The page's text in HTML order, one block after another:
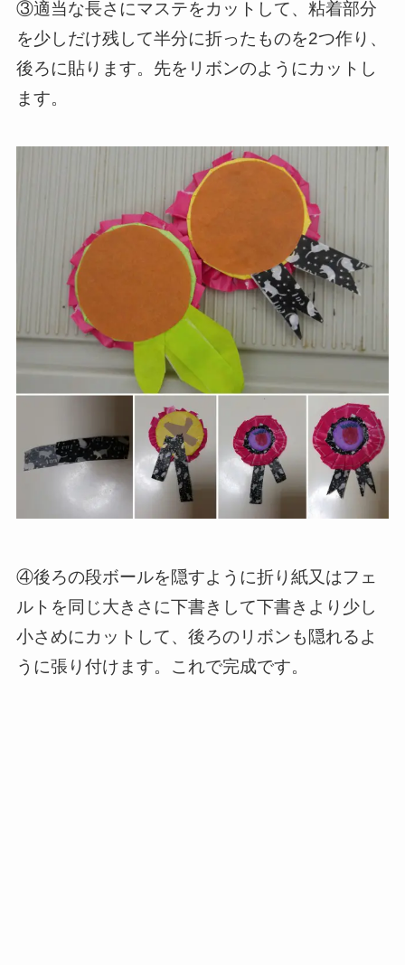
③適当な長さにマステをカットして、粘着部分
を少しだけ残して半分に折ったものを2つ作り、
後ろに貼ります。先をリボンのようにカットし
ます。
④後ろの段ボールを隠すように折り紙又はフェ
ルトを同じ大きさに下書きして下書きより少し
小さめにカットして、後ろのリボンも隠れるよ
うに張り付けます。これで完成です。